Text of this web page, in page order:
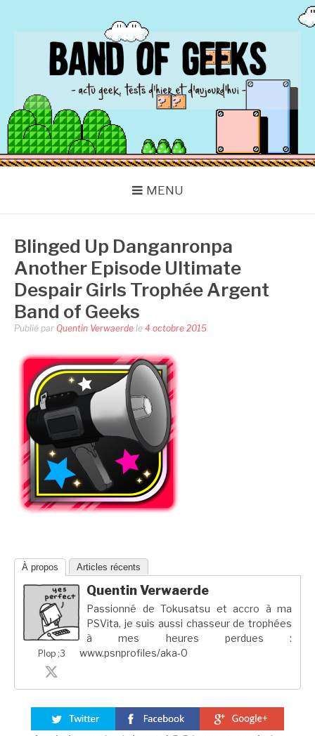
BAND OF GEEKS
Actu Geek d'hier et d'aujourd'hui
MENU
Blinged Up Danganronpa
Another Episode Ultimate
Despair Girls Trophée Argent
Band of Geeks
Publié par Quentin Verwaerde le 4 octobre 2015
À propos Articles récents
Plop ;3
Quentin Verwaerde
Passionné de Tokusatsu et accro à ma
PSVita, je suis aussi chasseur de trophées
à mes heures perdues :
www.psnprofiles/aka-0